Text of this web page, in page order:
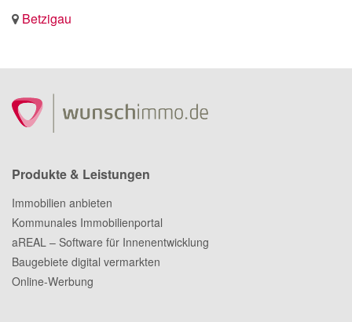
Betzigau
Produkte & Leistungen
Immobilien anbieten
Kommunales Immobilienportal
aREAL – Software für Innenentwicklung
Baugebiete digital vermarkten
Online-Werbung